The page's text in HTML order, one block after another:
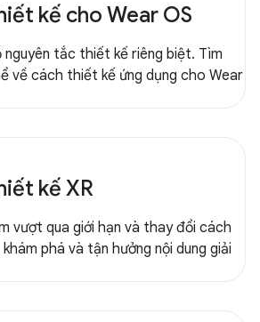
kế cho Wear OS
nguyên tắc thiết kế riêng biệt. Tìm
về cách thiết kế ứng dụng cho Wear
kế XR
vượt qua giới hạn và thay đổi cách
phá và tận hưởng nội dung giải